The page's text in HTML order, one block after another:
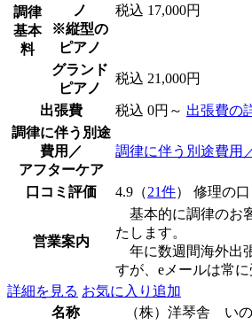
調律
基本
料
ノ
※縦型の
ピアノ
税込 17,000円
グランド
ピアノ
税込 21,000円
出張費 税込 0円～ 出張費の
調律に伴う別途
費用／
アフターケア
調律に伴う別途費用
口コミ評価 4.9（21件） 修理の
営業案内
基本的に調律のお
たします。
年に数週間海外出
すが、eメールは常に
詳細を見る お気に入り追加
名称
（株）洋琴舎 い